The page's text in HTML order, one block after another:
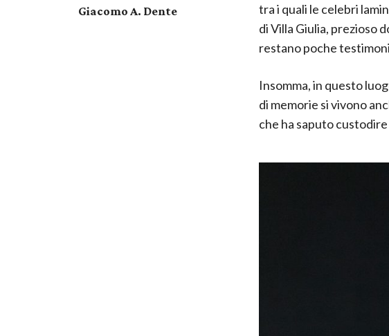
Giacomo A. Dente
tra i quali le celebri
di Villa Giulia, prezioso
restano poche
Insomma, in questo
di memorie si vivono
che ha saputo